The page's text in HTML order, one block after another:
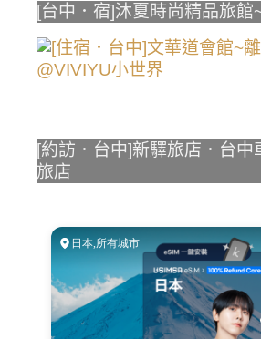
[台中．宿]沐夏時尚精品旅館
[約訪．台中]新驛旅店．台中
旅店